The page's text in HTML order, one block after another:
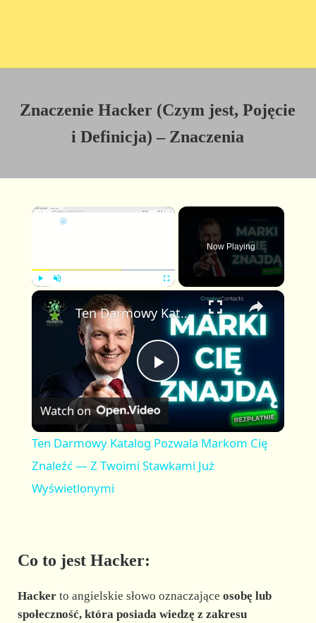
Znaczenie Hacker (Czym jest, Pojęcie
i Definicja) – Znaczenia
×
n
m
u
l
c
r
n
Now Playing
×
P
a
i
Ten Darmowy Katalog Pozwala Markom Cię Znaleźć — Z Twoimi Stawkami Już Wyświetlonymi
Watch on
Ten Darmowy Katalog Pozwala Markom Cię
Znaleźć — Z Twoimi Stawkami Już
Wyświetlonymi
Co to jest Hacker:
Hackerto angielskie słowo oznaczające osobę lub
społeczność, która posiada wiedzę z zakresu